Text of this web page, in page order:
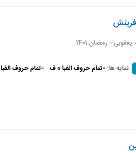
- رمضان 1401
نمایه ها: -تمام حروف الفبا » ف -تمام حروف الفبا